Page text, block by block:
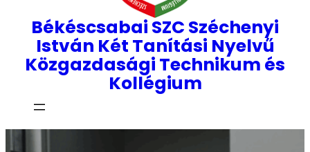
Békéscsabai SZC Széchenyi
István Két Tanítási Nyelvű
Közgazdasági Technikum és
Kollégium